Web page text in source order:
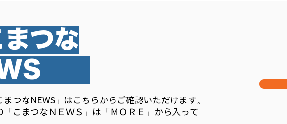
つな
まつなNEWS」はこちらからご確認いただけます。
「こまつなＮＥＷＳ」は「ＭＯＲＥ」から入って
つな
まつなNEWS」はこちらからご確認いただけます。
「こまつなＮＥＷＳ」は「ＭＯＲＥ」から入って